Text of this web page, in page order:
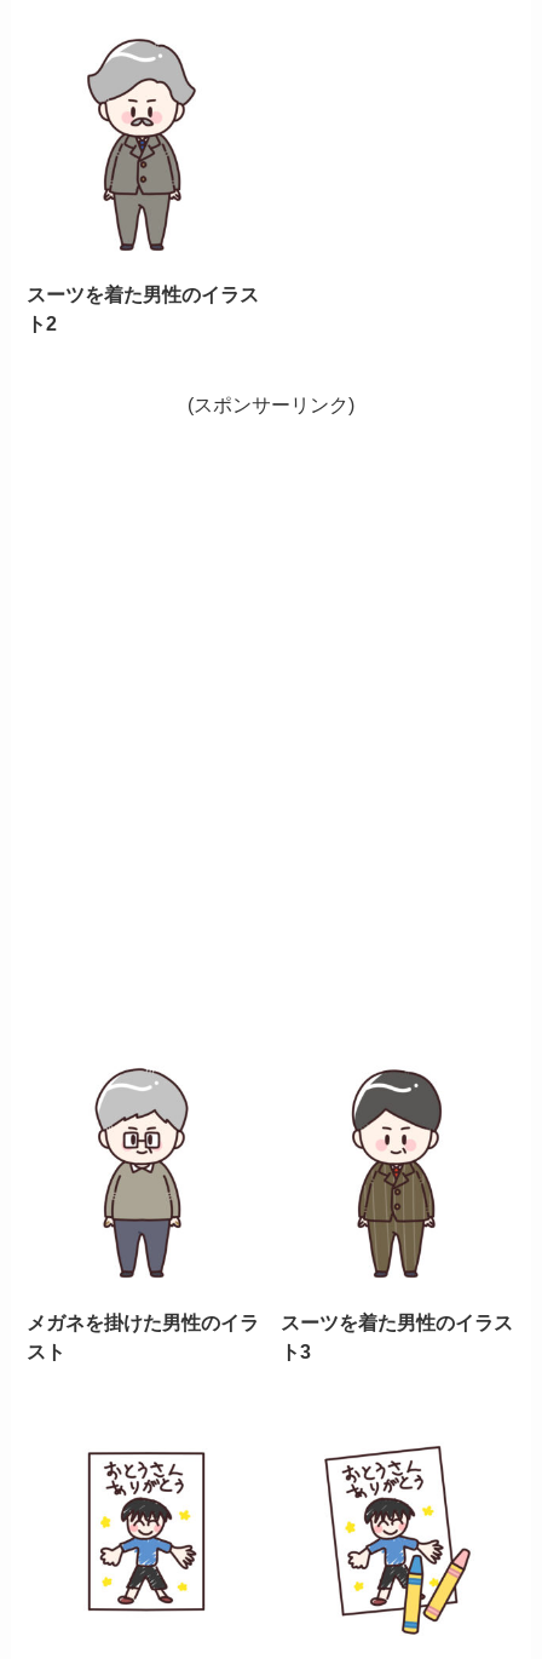
スーツを着た男性のイラス
ト2
(スポンサーリンク)
メガネを掛けた男性のイラ
スト
スーツを着た男性のイラス
ト3